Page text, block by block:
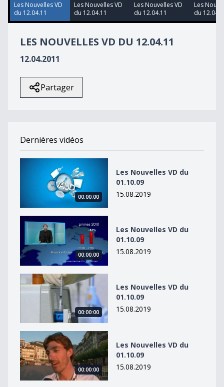
Les Nouvelles VD
du 12.04.11
Les Nouvelles VD
du 12.04.11
Les Nouvelles VD
du 12.04.11
Les
du
LES NOUVELLES VD DU 12.04.11
12.04.2011
Partager
Dernières vidéos
Les Nouvelles VD du 01.10.09
00:00:00
Les Nouvelles VD du
01.10.09
15.08.2019
Les Nouvelles VD du 01.10.09
00:00:00
Les Nouvelles VD du
01.10.09
15.08.2019
Les Nouvelles VD du 01.10.09
00:00:00
Les Nouvelles VD du
01.10.09
15.08.2019
Les Nouvelles VD du 01.10.09
00:00:00
Les Nouvelles VD du
01.10.09
15.08.2019